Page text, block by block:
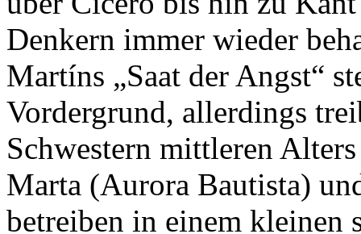
Denkern immer wieder
Martíns „Saat der Angst“
Vordergrund, allerdings
Schwestern mittleren
Marta (Aurora Bautista)
betreiben in einem kleinen